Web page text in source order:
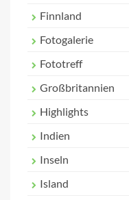
Finnland
Fotogalerie
Fototreff
Großbritannien
Highlights
Indien
Inseln
Island